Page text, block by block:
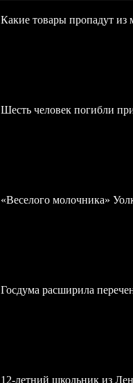
Какие товары пропадут из
Шесть человек погибли
«Веселого молочника»
Госдума расширила
12-летний школьник из